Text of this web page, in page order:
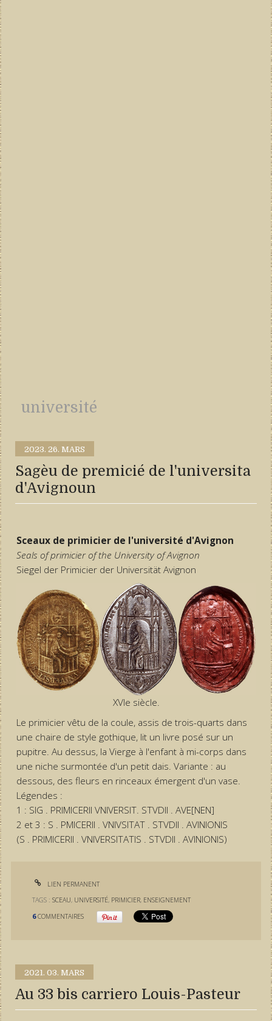
université
2023. 26. MARS
Sagèu de premicié de l'universita
d'Avignoun
Sceaux de primicier de l'université d'Avignon
Seals of primicier of the University of Avignon
Siegel der Primicier der Universität Avignon
XVIe siècle.
Le primicier vêtu de la coule, assis de trois-quarts dans
une chaire de style gothique, lit un livre posé sur un
pupitre. Au dessus, la Vierge à l'enfant à mi-corps dans
une niche surmontée d'un petit dais. Variante : au
dessous, des fleurs en rinceaux émergent d'un vase.
Légendes :
1 : SIG . PRIMICERII VNIVERSIT. STVDII . AVE[NEN]
2 et 3 : S . PMICERII . VNIVSITAT . STVDII . AVINIONIS
(S . PRIMICERII . VNIVERSITATIS . STVDII . AVINIONIS)
LIEN PERMANENT
TAGS :SCEAU, UNIVERSITÉ, PRIMICIER, ENSEIGNEMENT
6 COMMENTAIRES
2021. 03. MARS
Au 33 bis carriero Louis-Pasteur